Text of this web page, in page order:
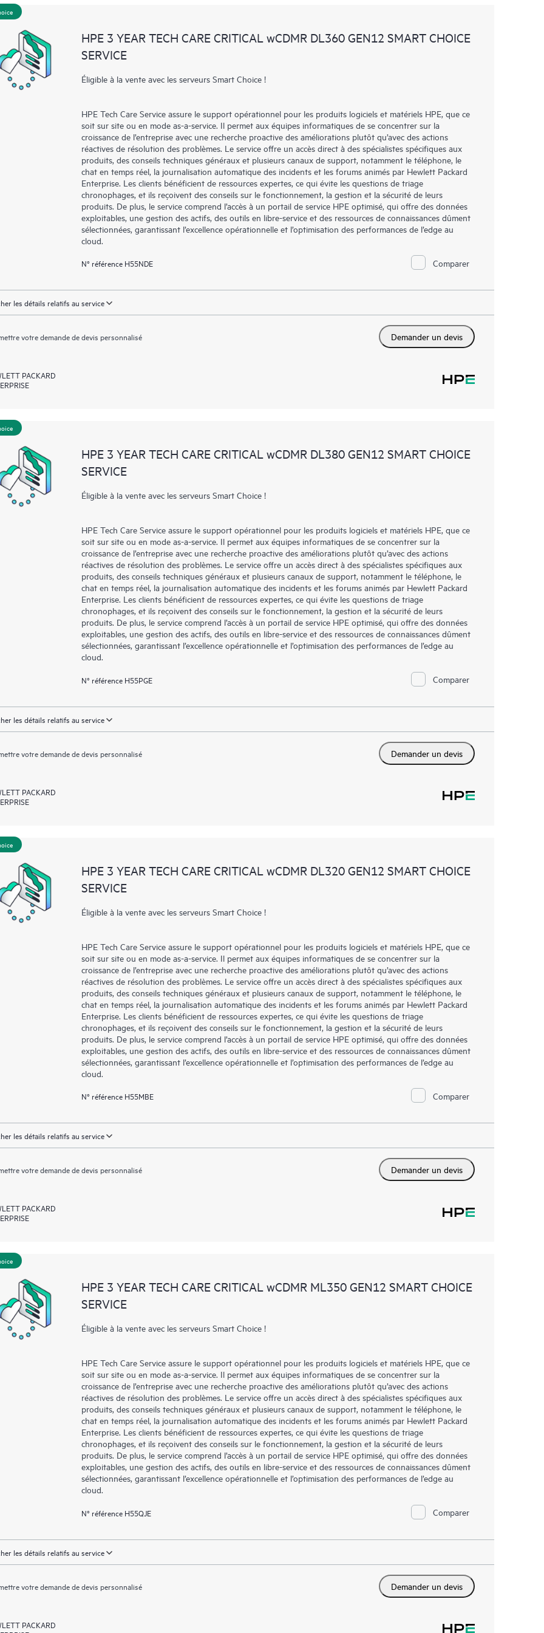
nouveaux outils en libre-service permettent aux Clients d’effectuer certaines activités
ressources HPE qui favoriseront l’excellence opérationnelle et l’optimisation des
HPE 3 YEAR TECH CARE CRITICAL wCDMR DL360 GEN12 SMART CHOICE
SERVICE
Éligible à la vente avec les serveurs Smart Choice !
HPE Tech Care Service assure le support opérationnel pour les produits logiciels et matériels HPE, que ce
soit sur site ou en mode as-a-service. Il permet aux équipes informatiques de se concentrer sur la
croissance de l’entreprise avec une recherche proactive des améliorations plutôt qu’avec des actions
réactives de résolution des problèmes. Le service offre un accès direct à des spécialistes spécifiques aux
produits, des conseils techniques généraux et plusieurs canaux de support, notamment le téléphone, le
chat en temps réel, la journalisation automatique des incidents et les forums animés par Hewlett Packard
Enterprise. Les clients bénéficient de ressources expertes, ce qui évite les questions de triage
chronophages, et ils reçoivent des conseils sur le fonctionnement, la gestion et la sécurité de leurs
produits. De plus, le service comprend l’accès à un portail de service HPE optimisé, qui offre des données
exploitables, une gestion des actifs, des outils en libre-service et des ressources de connaissances dûment
sélectionnées, garantissant l’excellence opérationnelle et l’optimisation des performances de l’edge au
cloud.
N° référence H55NDE Comparer
les détails relatifs au service
votre demande de devis personnalisé Demander un devis
PACKARD
HPE 3 YEAR TECH CARE CRITICAL wCDMR DL380 GEN12 SMART CHOICE
SERVICE
Éligible à la vente avec les serveurs Smart Choice !
HPE Tech Care Service assure le support opérationnel pour les produits logiciels et matériels HPE, que ce
soit sur site ou en mode as-a-service. Il permet aux équipes informatiques de se concentrer sur la
croissance de l’entreprise avec une recherche proactive des améliorations plutôt qu’avec des actions
réactives de résolution des problèmes. Le service offre un accès direct à des spécialistes spécifiques aux
produits, des conseils techniques généraux et plusieurs canaux de support, notamment le téléphone, le
chat en temps réel, la journalisation automatique des incidents et les forums animés par Hewlett Packard
Enterprise. Les clients bénéficient de ressources expertes, ce qui évite les questions de triage
chronophages, et ils reçoivent des conseils sur le fonctionnement, la gestion et la sécurité de leurs
produits. De plus, le service comprend l’accès à un portail de service HPE optimisé, qui offre des données
exploitables, une gestion des actifs, des outils en libre-service et des ressources de connaissances dûment
sélectionnées, garantissant l’excellence opérationnelle et l’optimisation des performances de l’edge au
cloud.
N° référence H55PGE Comparer
les détails relatifs au service
votre demande de devis personnalisé Demander un devis
PACKARD
HPE 3 YEAR TECH CARE CRITICAL wCDMR DL320 GEN12 SMART CHOICE
SERVICE
Éligible à la vente avec les serveurs Smart Choice !
HPE Tech Care Service assure le support opérationnel pour les produits logiciels et matériels HPE, que ce
soit sur site ou en mode as-a-service. Il permet aux équipes informatiques de se concentrer sur la
croissance de l’entreprise avec une recherche proactive des améliorations plutôt qu’avec des actions
réactives de résolution des problèmes. Le service offre un accès direct à des spécialistes spécifiques aux
produits, des conseils techniques généraux et plusieurs canaux de support, notamment le téléphone, le
chat en temps réel, la journalisation automatique des incidents et les forums animés par Hewlett Packard
Enterprise. Les clients bénéficient de ressources expertes, ce qui évite les questions de triage
chronophages, et ils reçoivent des conseils sur le fonctionnement, la gestion et la sécurité de leurs
produits. De plus, le service comprend l’accès à un portail de service HPE optimisé, qui offre des données
exploitables, une gestion des actifs, des outils en libre-service et des ressources de connaissances dûment
sélectionnées, garantissant l’excellence opérationnelle et l’optimisation des performances de l’edge au
cloud.
N° référence H55MBE Comparer
les détails relatifs au service
votre demande de devis personnalisé Demander un devis
PACKARD
HPE 3 YEAR TECH CARE CRITICAL wCDMR ML350 GEN12 SMART CHOICE
SERVICE
Éligible à la vente avec les serveurs Smart Choice !
HPE Tech Care Service assure le support opérationnel pour les produits logiciels et matériels HPE, que ce
soit sur site ou en mode as-a-service. Il permet aux équipes informatiques de se concentrer sur la
croissance de l’entreprise avec une recherche proactive des améliorations plutôt qu’avec des actions
réactives de résolution des problèmes. Le service offre un accès direct à des spécialistes spécifiques aux
produits, des conseils techniques généraux et plusieurs canaux de support, notamment le téléphone, le
chat en temps réel, la journalisation automatique des incidents et les forums animés par Hewlett Packard
Enterprise. Les clients bénéficient de ressources expertes, ce qui évite les questions de triage
chronophages, et ils reçoivent des conseils sur le fonctionnement, la gestion et la sécurité de leurs
produits. De plus, le service comprend l’accès à un portail de service HPE optimisé, qui offre des données
exploitables, une gestion des actifs, des outils en libre-service et des ressources de connaissances dûment
sélectionnées, garantissant l’excellence opérationnelle et l’optimisation des performances de l’edge au
cloud.
N° référence H55QJE Comparer
les détails relatifs au service
votre demande de devis personnalisé Demander un devis
PACKARD